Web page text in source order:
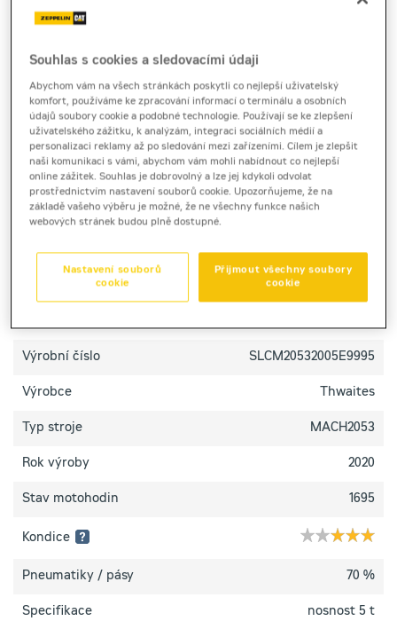
Mini damper
Thwaites MACH2053
Výrobní číslo SLCM20532005E9995
Výrobce Thwaites
Typ stroje MACH2053
Rok výroby 2020
Stav motohodin 1695
Kondice
1 hvězdička:
Pneumatiky / pásy 70 %
Specifikace nosnost 5 t
Souhlas s cookies a sledovacími údaji
Abychom vám na všech stránkách poskytli co nejlepší uživatelský
komfort, používáme ke zpracování informací o terminálu a osobních
údajů soubory cookie a podobné technologie. Používají se ke zlepšení
uživatelského zážitku, k analýzám, integraci sociálních médií a
personalizaci reklamy až po sledování mezi zařízeními. Cílem je zlepšit
naši komunikaci s vámi, abychom vám mohli nabídnout co nejlepší
online zážitek. Souhlas je dobrovolný a lze jej kdykoli odvolat
prostřednictvím nastavení souborů cookie. Upozorňujeme, že na
základě vašeho výběru je možné, že ne všechny funkce našich
webových stránek budou plně dostupné.
Přijmout všechny soubory
cookie
Nastavení souborů
cookie